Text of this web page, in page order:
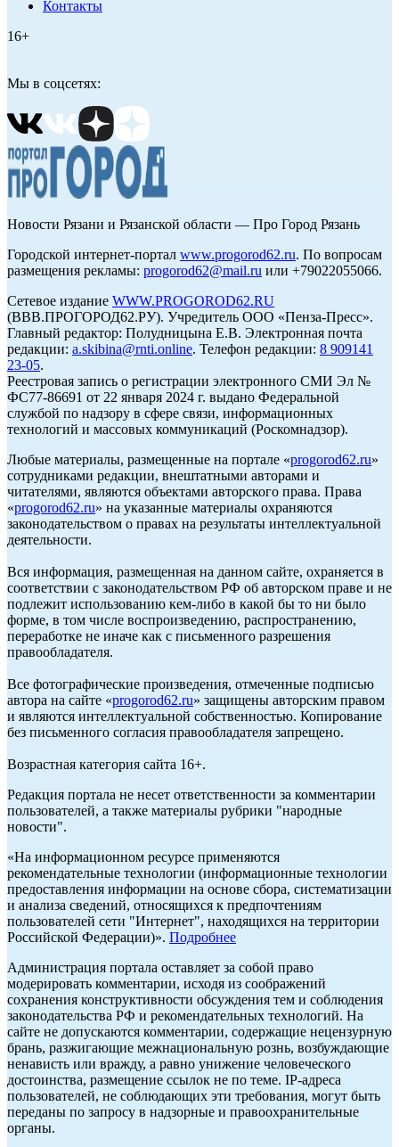
Контакты
16+
Мы в соцсетях:
Новости Рязани и Рязанской области — Про Город Рязань
Городской интернет-портал www.progorod62.ru. По вопросам
размещения рекламы: progorod62@mail.ru или +79022055066.
Сетевое издание WWW.PROGOROD62.RU
(ВВВ.ПРОГОРОД62.РУ). Учредитель ООО «Пенза-Пресс».
Главный редактор: Полудницына Е.В. Электронная почта
редакции: a.skibina@rnti.online. Телефон редакции: 8 909141
23-05.
Реестровая запись о регистрации электронного СМИ Эл №
ФС77-86691 от 22 января 2024 г. выдано Федеральной
службой по надзору в сфере связи, информационных
технологий и массовых коммуникаций (Роскомнадзор).
Любые материалы, размещенные на портале «progorod62.ru»
сотрудниками редакции, внештатными авторами и
читателями, являются объектами авторского права. Права
«progorod62.ru» на указанные материалы охраняются
законодательством о правах на результаты интеллектуальной
деятельности.
Вся информация, размещенная на данном сайте, охраняется в
соответствии с законодательством РФ об авторском праве и не
подлежит использованию кем-либо в какой бы то ни было
форме, в том числе воспроизведению, распространению,
переработке не иначе как с письменного разрешения
правообладателя.
Все фотографические произведения, отмеченные подписью
автора на сайте «progorod62.ru» защищены авторским правом
и являются интеллектуальной собственностью. Копирование
без письменного согласия правообладателя запрещено.
Возрастная категория сайта 16+.
Редакция портала не несет ответственности за комментарии
пользователей, а также материалы рубрики "народные
новости".
«На информационном ресурсе применяются
рекомендательные технологии (информационные технологии
предоставления информации на основе сбора, систематизации
и анализа сведений, относящихся к предпочтениям
пользователей сети "Интернет", находящихся на территории
Российской Федерации)». Подробнее
Администрация портала оставляет за собой право
модерировать комментарии, исходя из соображений
сохранения конструктивности обсуждения тем и соблюдения
законодательства РФ и рекомендательных технологий. На
сайте не допускаются комментарии, содержащие нецензурную
брань, разжигающие межнациональную рознь, возбуждающие
ненависть или вражду, а равно унижение человеческого
достоинства, размещение ссылок не по теме. IP-адреса
пользователей, не соблюдающих эти требования, могут быть
переданы по запросу в надзорные и правоохранительные
органы.